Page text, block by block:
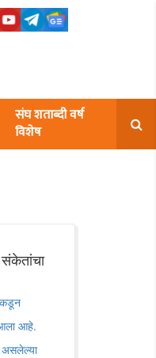
संघ शताब्दी वर्ष
विशेष
कडून
आला आहे.
असलेल्या